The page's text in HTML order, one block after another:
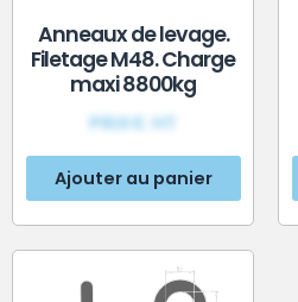
Anneaux de levage.
Filetage M48. Charge
maxi 8800kg
PRIX€ HT
Ajouter au panier